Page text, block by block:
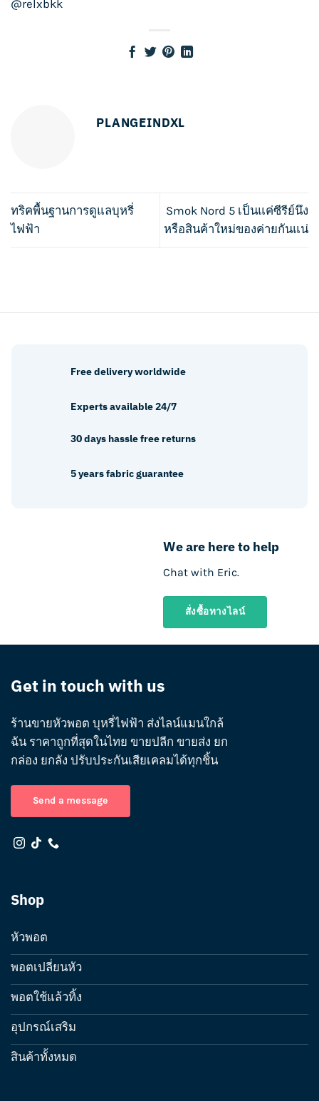
@relxbkk
PLANGEINDXL
ทริคพื้นฐานการดูแลบุหรี่
ไฟฟ้า
Smok Nord 5 เป็นแค่ซีรีย์นึง
หรือสินค้าใหม่ของค่ายกันแน่
We are here to help
Chat with Eric.
สั่งซื้อทางไลน์
Free delivery worldwide
Experts available 24/7
30 days hassle free returns
5 years fabric guarantee
Get in touch with us
ร้านขายหัวพอต บุหรี่ไฟฟ้า ส่งไลน์แมนใกล้
ฉัน ราคาถูกที่สุดในไทย ขายปลีก ขายส่ง ยก
กล่อง ยกลัง ปรับประกันเสียเคลมได้ทุกชิ้น
Send a message
Shop
หัวพอต
พอตเปลี่ยนหัว
พอตใช้แล้วทิ้ง
อุปกรณ์เสริม
สินค้าทั้งหมด